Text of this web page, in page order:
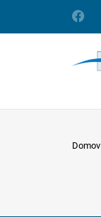
Domov